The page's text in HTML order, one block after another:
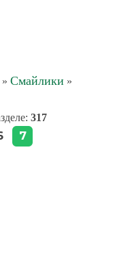
» Смайлики »
: 317
7